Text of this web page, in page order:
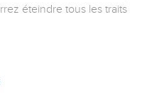
éteindre tous les traits